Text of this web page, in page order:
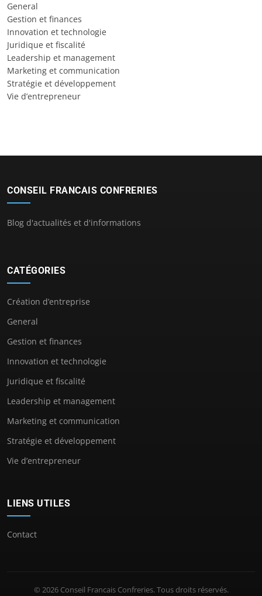
General
Gestion et finances
Innovation et technologie
Juridique et fiscalité
Leadership et management
Marketing et communication
Stratégie et développement
Vie d’entrepreneur
CONSEIL FRANCAIS CONFRERIES
Blog d'actualités et d'informations
CATÉGORIES
Création d’entreprise
General
Gestion et finances
Innovation et technologie
Juridique et fiscalité
Leadership et management
Marketing et communication
Stratégie et développement
Vie d’entrepreneur
LIENS UTILES
Contact
© 2026 Conseil Francais Confreries. Tous droits réservés.